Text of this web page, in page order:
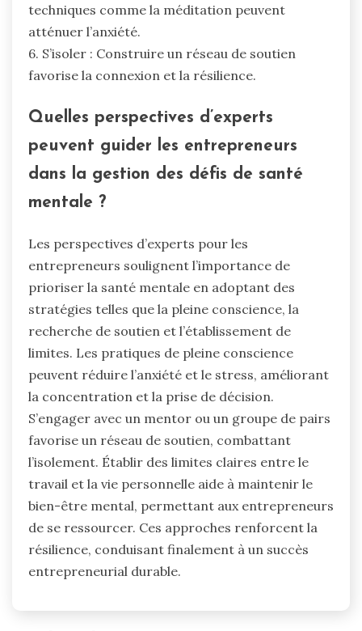
techniques comme la méditation peuvent
atténuer l’anxiété.
6. S’isoler : Construire un réseau de soutien
favorise la connexion et la résilience.
Quelles perspectives d’experts
peuvent guider les entrepreneurs
dans la gestion des défis de santé
mentale ?
Les perspectives d’experts pour les
entrepreneurs soulignent l’importance de
prioriser la santé mentale en adoptant des
stratégies telles que la pleine conscience, la
recherche de soutien et l’établissement de
limites. Les pratiques de pleine conscience
peuvent réduire l’anxiété et le stress, améliorant
la concentration et la prise de décision.
S’engager avec un mentor ou un groupe de pairs
favorise un réseau de soutien, combattant
l’isolement. Établir des limites claires entre le
travail et la vie personnelle aide à maintenir le
bien-être mental, permettant aux entrepreneurs
de se ressourcer. Ces approches renforcent la
résilience, conduisant finalement à un succès
entrepreneurial durable.